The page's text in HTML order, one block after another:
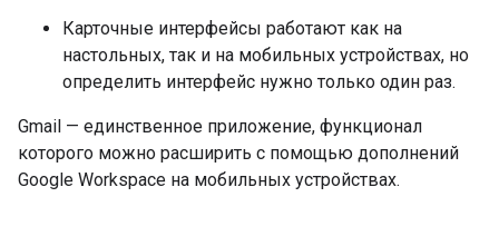
Карточные интерфейсы работают как на
настольных, так и на мобильных устройствах, но
определить интерфейс нужно только один раз.
Gmail — единственное приложение, функционал
которого можно расширить с помощью дополнений
Google Workspace на мобильных устройствах.